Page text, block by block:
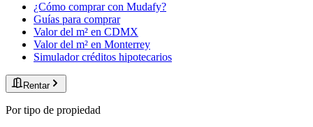
¿Cómo comprar con Mudafy?
Guías para comprar
Valor del m² en CDMX
Valor del m² en Monterrey
Simulador créditos hipotecarios
Rentar
Por tipo de propiedad